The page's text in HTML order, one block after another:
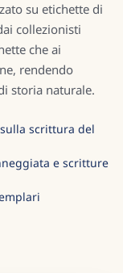
su etichette di
collezionisti
che ai
rendendo
storia naturale.
scrittura del
e scritture